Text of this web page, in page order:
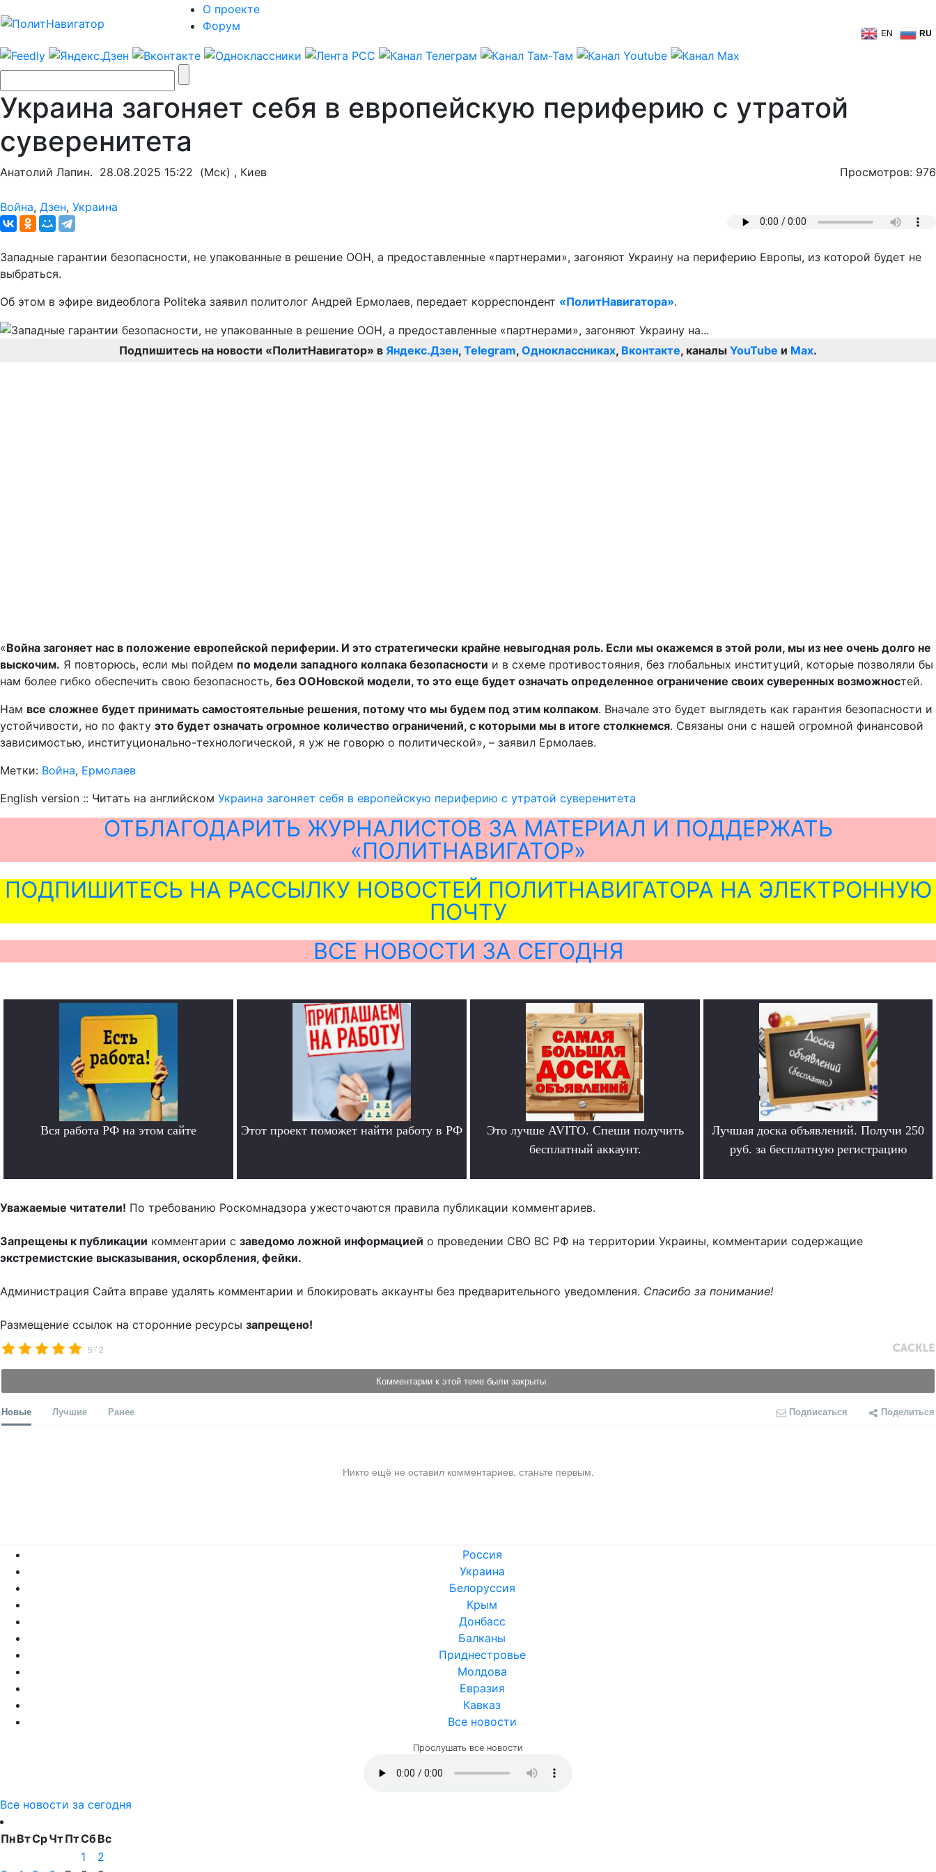
О проекте
Форум
EN RU
Украина загоняет себя в европейскую периферию с утратой
суверенитета
Анатолий Лапин. 28.08.2025 15:22 (Мск) , Киев Просмотров: 976
Война, Дзен, Украина
Западные гарантии безопасности, не упакованные в решение ООН, а предоставленные «партнерами», загоняют Украину на периферию Европы, из которой будет не
выбраться.
Об этом в эфире видеоблога Politeka заявил политолог Андрей Ермолаев, передает корреспондент «ПолитНавигатора».
Подпишитесь на новости «ПолитНавигатор» в Яндекс.Дзен, Telegram, Одноклассниках, Вконтакте, каналы YouTube и Max.
«Война загоняет нас в положение европейской периферии. И это стратегически крайне невыгодная роль. Если мы окажемся в этой роли, мы из нее очень долго не
выскочим. Я повторюсь, если мы пойдем по модели западного колпака безопасности и в схеме противостояния, без глобальных институций, которые позволяли бы
нам более гибко обеспечить свою безопасность, без ООНовской модели, то это еще будет означать определенное ограничение своих суверенных возможностей.
Нам все сложнее будет принимать самостоятельные решения, потому что мы будем под этим колпаком. Вначале это будет выглядеть как гарантия безопасности и
устойчивости, но по факту это будет означать огромное количество ограничений, с которыми мы в итоге столкнемся. Связаны они с нашей огромной финансовой
зависимостью, институционально-технологической, я уж не говорю о политической», – заявил Ермолаев.
Метки: Война, Ермолаев
English version :: Читать на английском Украина загоняет себя в европейскую периферию с утратой суверенитета
ОТБЛАГОДАРИТЬ ЖУРНАЛИСТОВ ЗА МАТЕРИАЛ И ПОДДЕРЖАТЬ
«ПОЛИТНАВИГАТОР»
ПОДПИШИТЕСЬ НА РАССЫЛКУ НОВОСТЕЙ ПОЛИТНАВИГАТОРА НА ЭЛЕКТРОННУЮ
ПОЧТУ
ВСЕ НОВОСТИ ЗА СЕГОДНЯ
Вся работа РФ на этом сайте Этот проект поможет найти работу в РФ
Это лучше AVITO. Спеши получить
бесплатный аккаунт.
Лучшая доска объявлений. Получи 250
руб. за бесплатную регистрацию
Уважаемые читатели! По требованию Роскомнадзора ужесточаются правила публикации комментариев.
Запрещены к публикации комментарии с заведомо ложной информацией о проведении СВО ВС РФ на территории Украины, комментарии содержащие
экстремистские высказывания, оскорбления, фейки.
Администрация Сайта вправе удалять комментарии и блокировать аккаунты без предварительного уведомления. Спасибо за понимание!
Размещение ссылок на сторонние ресурсы запрещено!
5 /2
Комментарии к этой теме были закрыты
Новые Лучшие Ранее Подписаться Поделиться
Никто ещё не оставил комментариев, станьте первым.
Россия
Украина
Белоруссия
Крым
Донбасс
Балканы
Приднестровье
Молдова
Евразия
Кавказ
Все новости
Прослушать все новости
Все новости за сегодня
ПнВтСрЧтПтСбВс
1
2